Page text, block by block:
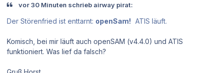
vor 30 Minuten schrieb airway pirat:
Der Störenfried ist enttarnt: openSam! ATIS läuft.
Komisch, bei mir läuft auch openSAM (v4.4.0) und ATIS
funktioniert. Was lief da falsch?